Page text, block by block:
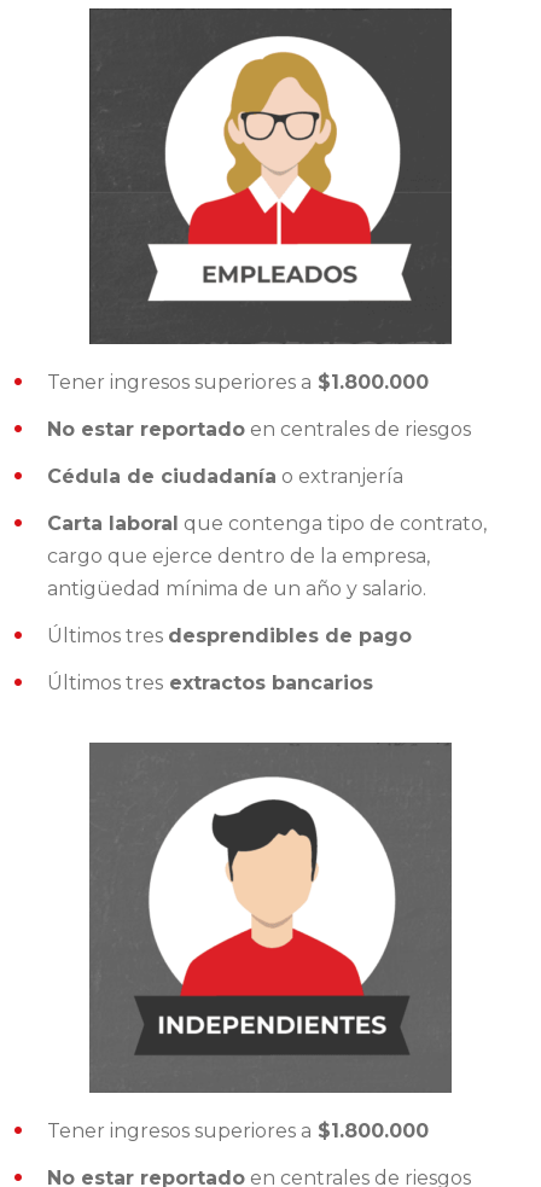
Tener ingresos superiores a $1.800.000
No estar reportado en centrales de riesgos
Cédula de ciudadanía o extranjería
Carta laboral que contenga tipo de contrato,
cargo que ejerce dentro de la empresa,
antigüedad mínima de un año y salario.
Últimos tres desprendibles de pago
Últimos tres extractos bancarios
Tener ingresos superiores a $1.800.000
No estar reportado en centrales de riesgos